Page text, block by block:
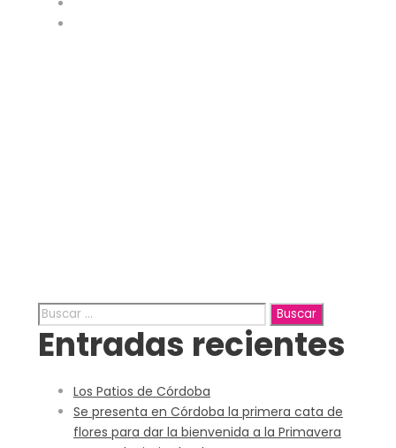
Buscar:
Entradas recientes
Los Patios de Córdoba
Se presenta en Córdoba la primera cata de
flores para dar la bienvenida a la Primavera